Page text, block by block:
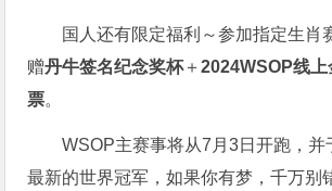
国人还有限定福利～参加指定生肖
赠丹牛签名纪念奖杯＋2024WSOP线上
票。
WSOP主赛事将从7月3日开跑，并
最新的世界冠军，如果你有梦，千万别